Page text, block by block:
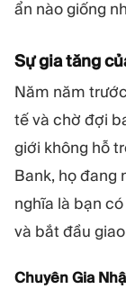
ẩn nào giống
Sự gia tăng
Năm năm
tế và chờ đợi
giới không hỗ
Bank, họ đang
nghĩa là bạn
và bắt đầu
Chuyên Gia